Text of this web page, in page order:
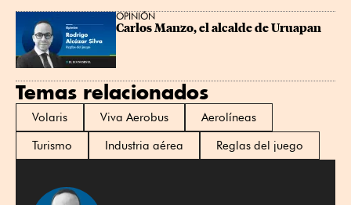
OPINIÓN
Carlos Manzo, el alcalde de Uruapan
Temas relacionados
Volaris Viva Aerobus
Aerolíneas
Turismo
Industria aérea Reglas del juego